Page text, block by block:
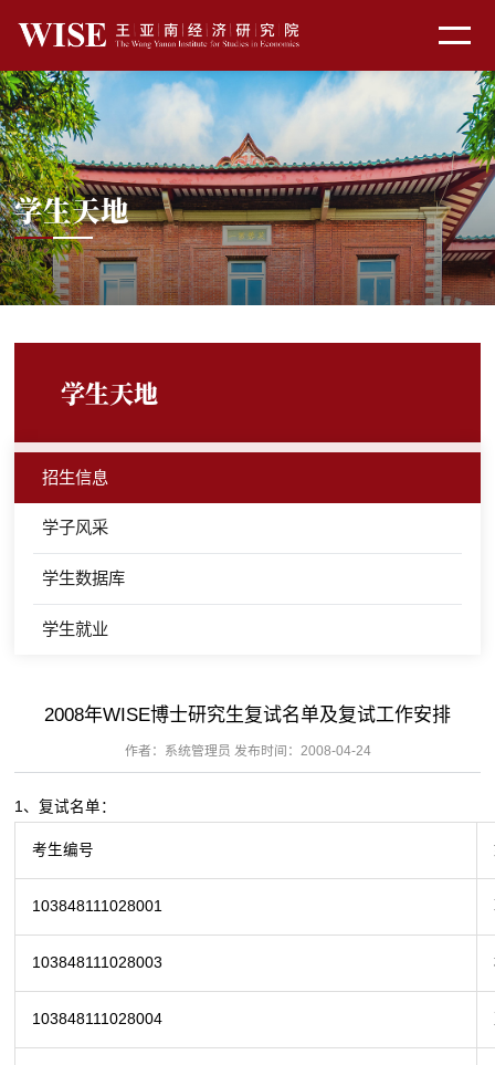
学生天地
学生天地
招生信息
学子风采
学生数据库
学生就业
2008年WISE博士研究生复试名单及复试工作安排
作者：系统管理员 发布时间：2008-04-24
1、复试名单：
考生编号
103848111028001
103848111028003
103848111028004